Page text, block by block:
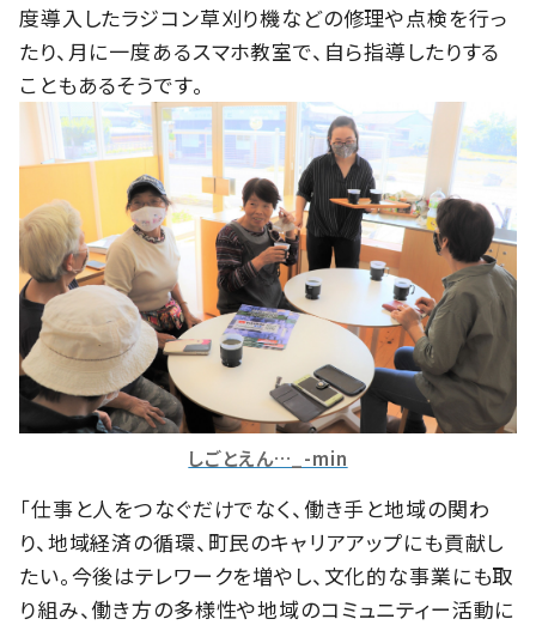
度導入したラジコン草刈り機などの修理や点検を行っ
たり、月に一度あるスマホ教室で、自ら指導したりする
こともあるそうです。
しごとえん…_-min
「仕事と人をつなぐだけでなく、働き手と地域の関わ
り、地域経済の循環、町民のキャリアアップにも貢献し
たい。今後はテレワークを増やし、文化的な事業にも取
り組み、働き方の多様性や地域のコミュニティー活動に